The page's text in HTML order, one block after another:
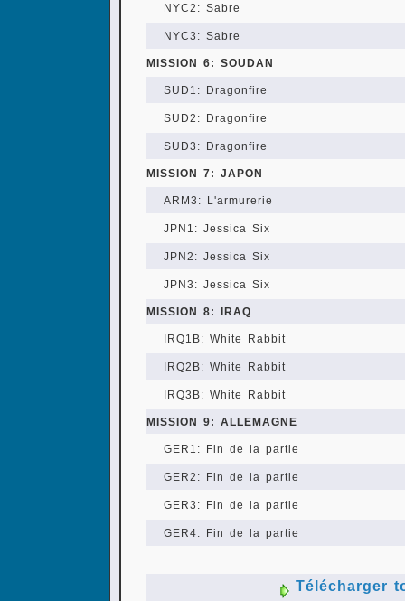
NYC2: Sabre
NYC3: Sabre
MISSION 6: SOUDAN
SUD1: Dragonfire
SUD2: Dragonfire
SUD3: Dragonfire
MISSION 7: JAPON
ARM3: L'armurerie
JPN1: Jessica Six
JPN2: Jessica Six
JPN3: Jessica Six
MISSION 8: IRAQ
IRQ1B: White Rabbit
IRQ2B: White Rabbit
IRQ3B: White Rabbit
MISSION 9: ALLEMAGNE
GER1: Fin de la partie
GER2: Fin de la partie
GER3: Fin de la partie
GER4: Fin de la partie
Télécharger